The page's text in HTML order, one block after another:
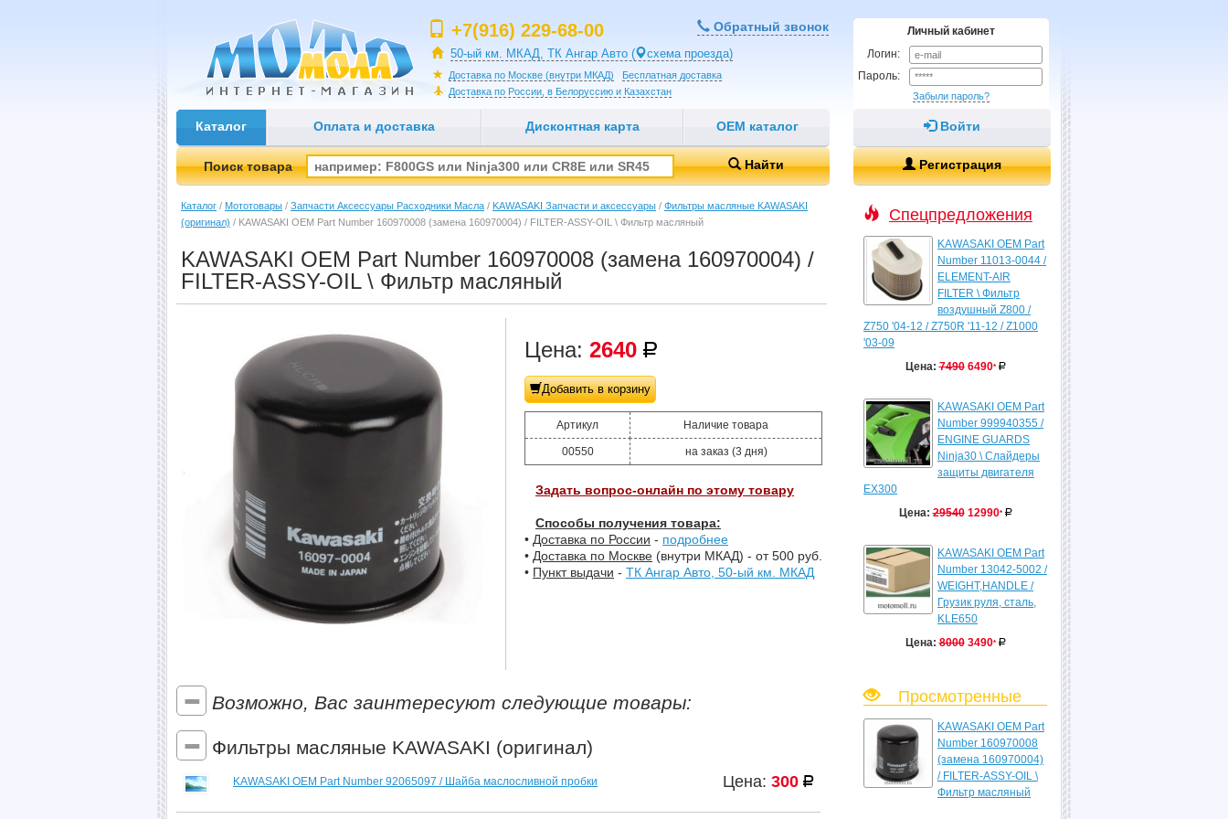
МотоМолл - интернет магазин мототехники
+7(916) 229-68-00 Обратный звонок
50-ый км. МКАД, ТК Ангар Авто ( схема проезда)
Доставка по Москве (внутри МКАД)
Бесплатная доставка
Доставка по России, в Белоруссию и Казахстан
Каталог Оплата и доставка Дисконтная карта OEM каталог
Поиск товара Найти
Каталог / Мототовары / Запчасти Аксессуары Расходники Масла / KAWASAKI Запчасти и аксессуары / Фильтры масляные KAWASAKI
(оригинал) / KAWASAKI OEM Part Number 160970008 (замена 160970004) / FILTER-ASSY-OIL \ Фильтр масляный
KAWASAKI OEM Part Number 160970008 (замена 160970004) /
FILTER-ASSY-OIL \ Фильтр масляный
Цена: 2640 Р
уб.
Добавить в корзину
Артикул Наличие товара
00550 на заказ (3 дня)
Задать вопрос-онлайн по этому товару
Способы получения товара:
• Доставка по России - подробнее
• Доставка по Москве (внутри МКАД) - от 500 руб.
• Пункт выдачи - ТК Ангар Авто, 50-ый км. МКАД
Возможно, Вас заинтересуют следующие товары:
Фильтры масляные KAWASAKI (оригинал)
KAWASAKI OEM Part Number 92065097 / Шайба маслосливной пробки Цена: 300 Р
уб.
Личный кабинет
Логин:
Пароль:
Забыли пароль?
Войти
Регистрация
Спецпредложения
KAWASAKI OEM Part
Number 11013-0044 /
ELEMENT-AIR
FILTER \ Фильтр
воздушный Z800 /
Z750 '04-12 / Z750R '11-12 / Z1000
'03-09
Цена:74906490* Р
уб.
KAWASAKI OEM Part
Number 999940355 /
ENGINE GUARDS
Ninja30 \ Слайдеры
защиты двигателя
EX300
Цена:2954012990* Р
уб.
KAWASAKI OEM Part
Number 13042-5002 /
WEIGHT,HANDLE /
Грузик руля, сталь,
KLE650
Цена:80003490* Р
уб.
Просмотренные
KAWASAKI OEM Part
Number 160970008
(замена 160970004)
/ FILTER-ASSY-OIL \
Фильтр масляный